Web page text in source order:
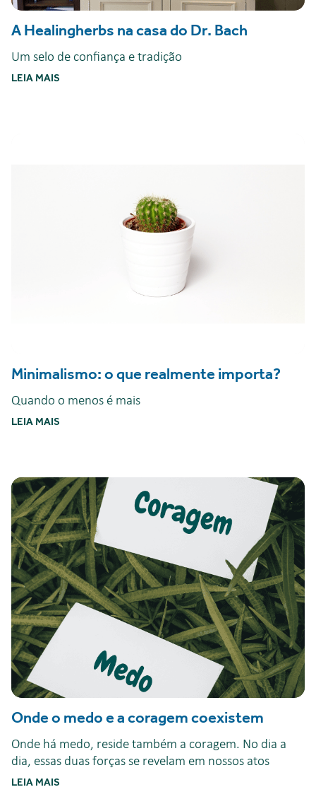
A Healingherbs na casa do Dr. Bach
Um selo de confiança e tradição
LEIA MAIS
Minimalismo: o que realmente importa?
Quando o menos é mais
LEIA MAIS
Onde o medo e a coragem coexistem
Onde há medo, reside também a coragem. No dia a
dia, essas duas forças se revelam em nossos atos
LEIA MAIS